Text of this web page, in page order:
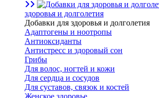
здоровья и долголетия
Добавки для здоровья и долголетия
Адаптогены и ноотропы
Антиоксиданты
Антистресс и здоровый сон
Грибы
Для волос, ногтей и кожи
Для сердца и сосудов
Для суставов, связок и костей
Женское здоровье